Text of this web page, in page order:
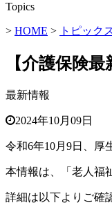
Topics
> HOME > トピック
【介護保険
最新情報
2024年10月09日
令和6年10月9日、厚
本情報は、「老人福
詳細は以下よりご確